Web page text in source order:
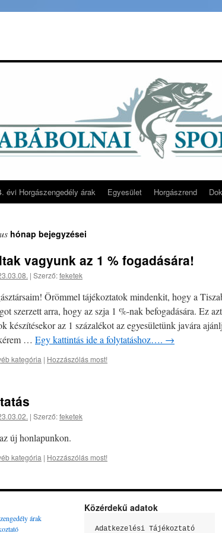
évi Horgászengedély árak Egyesület Horgászrend
hónap bejegyzései
vagyunk az 1 % fogadására!
| Szerző:feketek
Örömmel tájékoztatok mindenkit, hogy a
szerzett arra, hogy az szja 1 %-nak befogadására. Ez
készítésekor az 1 százalékot az egyesületünk javára
… Egy kattintás ide a folytatáshoz…. →
kategória | Hozzászólás most!
| Szerző:feketek
új honlapunkon.
kategória | Hozzászólás most!
árak
Közérdekű adatok
Adatkezelési Tájékoztató